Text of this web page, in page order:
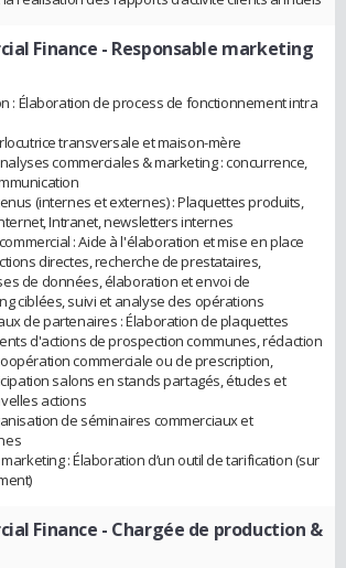
Finance - Responsable marketing
: Élaboration de process de fonctionnement intra
transversale et maison-mère
commerciales & marketing : concurrence,
(internes et externes) : Plaquettes produits,
Intranet, newsletters internes
: Aide à l'élaboration et mise en place
directes, recherche de prestataires,
de données, élaboration et envoi de
ciblées, suivi et analyse des opérations
de partenaires : Élaboration de plaquettes
d'actions de prospection communes, rédaction
commerciale ou de prescription,
salons en stands partagés, études et
actions
de séminaires commerciaux et
: Élaboration d’un outil de tarification (sur
Finance - Chargée de production &